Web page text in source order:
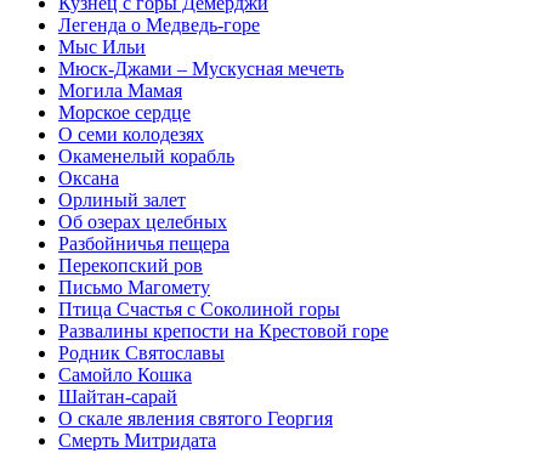
Легенда о Медведь-горе
Мыс Ильи
Мюск-Джами – Мускусная мечеть
Могила Мамая
Морское сердце
О семи колодезях
Окаменелый корабль
Оксана
Орлиный залет
Об озерах целебных
Разбойничья пещера
Перекопский ров
Письмо Магомету
Птица Счастья с Соколиной горы
Развалины крепости на Крестовой горе
Родник Святославы
Самойло Кошка
Шайтан-сарай
О скале явления святого Георгия
Смерть Митридата